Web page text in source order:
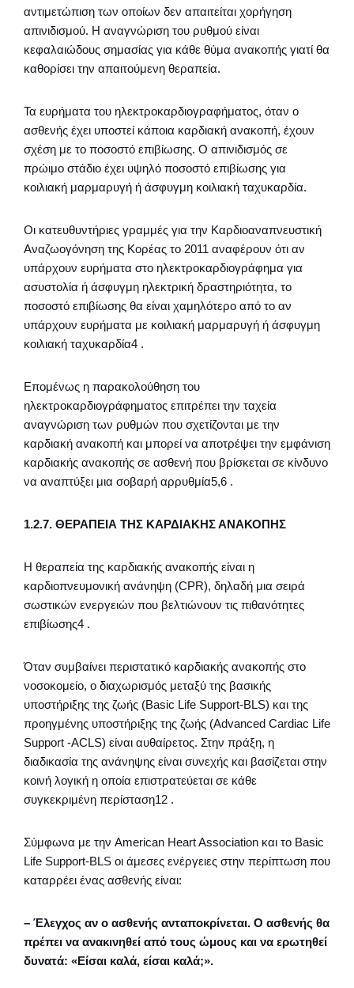
αντιμετώπιση των οποίων δεν απαιτείται χορήγηση
απινιδισμού. Η αναγνώριση του ρυθμού είναι
κεφαλαιώδους σημασίας για κάθε θύμα ανακοπής γιατί θα
καθορίσει την απαιτούμενη θεραπεία.
Τα ευρήματα του ηλεκτροκαρδιογραφήματος, όταν ο
ασθενής έχει υποστεί κάποια καρδιακή ανακοπή, έχουν
σχέση με το ποσοστό επιβίωσης. Ο απινιδισμός σε
πρώιμο στάδιο έχει υψηλό ποσοστό επιβίωσης για
κοιλιακή μαρμαρυγή ή άσφυγμη κοιλιακή ταχυκαρδία.
Οι κατευθυντήριες γραμμές για την Καρδιοαναπνευστική
Αναζωογόνηση της Κορέας το 2011 αναφέρουν ότι αν
υπάρχουν ευρήματα στο ηλεκτροκαρδιογράφημα για
ασυστολία ή άσφυγμη ηλεκτρική δραστηριότητα, το
ποσοστό επιβίωσης θα είναι χαμηλότερο από το αν
υπάρχουν ευρήματα με κοιλιακή μαρμαρυγή ή άσφυγμη
κοιλιακή ταχυκαρδία4 .
Επομένως η παρακολούθηση του
ηλεκτροκαρδιογράφηματος επιτρέπει την ταχεία
αναγνώριση των ρυθμών που σχετίζονται με την
καρδιακή ανακοπή και μπορεί να αποτρέψει την εμφάνιση
καρδιακής ανακοπής σε ασθενή που βρίσκεται σε κίνδυνο
να αναπτύξει μια σοβαρή αρρυθμία5,6 .
1.2.7. ΘΕΡΑΠΕΙΑ ΤΗΣ ΚΑΡΔΙΑΚΗΣ ΑΝΑΚΟΠΗΣ
Η θεραπεία της καρδιακής ανακοπής είναι η
καρδιοπνευμονική ανάνηψη (CPR), δηλαδή μια σειρά
σωστικών ενεργειών που βελτιώνουν τις πιθανότητες
επιβίωσης4 .
Όταν συμβαίνει περιστατικό καρδιακής ανακοπής στο
νοσοκομείο, ο διαχωρισμός μεταξύ της βασικής
υποστήριξης της ζωής (Basic Life Support-BLS) και της
προηγμένης υποστήριξης της ζωής (Advanced Cardiac Life
Support -ACLS) είναι αυθαίρετος. Στην πράξη, η
διαδικασία της ανάνηψης είναι συνεχής και βασίζεται στην
κοινή λογική η οποία επιστρατεύεται σε κάθε
συγκεκριμένη περίσταση12 .
Σύμφωνα με την American Heart Association και το Basic
Life Support-BLS οι άμεσες ενέργειες στην περίπτωση που
καταρρέει ένας ασθενής είναι:
– Έλεγχος αν ο ασθενής ανταποκρίνεται. Ο ασθενής θα
πρέπει να ανακινηθεί από τους ώμους και να ερωτηθεί
δυνατά: «Είσαι καλά, είσαι καλά;».